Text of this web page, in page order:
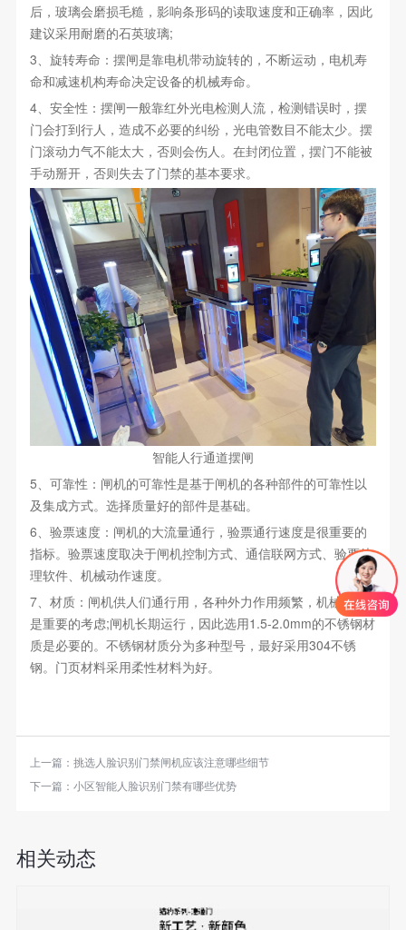
后，玻璃会磨损毛糙，影响条形码的读取速度和正确率，因此
建议采用耐磨的石英玻璃;
3、旋转寿命：摆闸是靠电机带动旋转的，不断运动，电机寿
命和减速机构寿命决定设备的机械寿命。
4、安全性：摆闸一般靠红外光电检测人流，检测错误时，摆
门会打到行人，造成不必要的纠纷，光电管数目不能太少。摆
门滚动力气不能太大，否则会伤人。在封闭位置，摆门不能被
手动掰开，否则失去了门禁的基本要求。
智能人行通道摆闸
5、可靠性：闸机的可靠性是基于闸机的各种部件的可靠性以
及集成方式。选择质量好的部件是基础。
6、验票速度：闸机的大流量通行，验票通行速度是很重要的
指标。验票速度取决于闸机控制方式、通信联网方式、验票处
理软件、机械动作速度。
7、材质：闸机供人们通行用，各种外力作用频繁，机械强度
是重要的考虑;闸机长期运行，因此选用1.5-2.0mm的不锈钢材
质是必要的。不锈钢材质分为多种型号，最好采用304不锈
钢。门页材料采用柔性材料为好。
上一篇： 挑选人脸识别门禁闸机应该注意哪些细节
下一篇： 小区智能人脸识别门禁有哪些优势
相关动态